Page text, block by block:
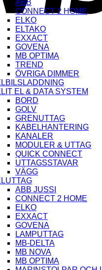
ABB
CONNECT 2 HOME
ELKO
ELTAKO
EXXACT
GOVENA
MB OPTIMA
TREND
ÖVRIGA DIMMER
EL & DATA SYSTEM
BORD
GOLV
GRENUTTAG
KABELHANTERING
KANALER
MODULER & UTTAG
QUICK CONNECT
UTTAGSSTAVAR
VÄGG
ABB JUSSI
CONNECT 2 HOME
ELKO
EXXACT
GOVENA
LAMPUTTAG
MB-DELTA
MB NOVA
MB OPTIMA